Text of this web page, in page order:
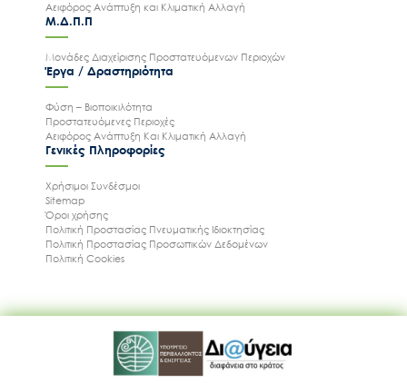
Αειφόρος Ανάπτυξη και Κλιματική Αλλαγή
Μ.Δ.Π.Π
Μονάδες Διαχείρισης Προστατευόμενων Περιοχών
Έργα / Δραστηριότητα
Φύση – Βιοποικιλότητα
Προστατευόμενες Περιοχές
Αειφόρος Ανάπτυξη Και Κλιματική Αλλαγή
Γενικές Πληροφορίες
Χρήσιμοι Συνδέσμοι
Sitemap
Όροι χρήσης
Πολιτική Προστασίας Πνευματικής Ιδιοκτησίας
Πολιτική Προστασίας Προσωπικών Δεδομένων
Πολιτική Cookies